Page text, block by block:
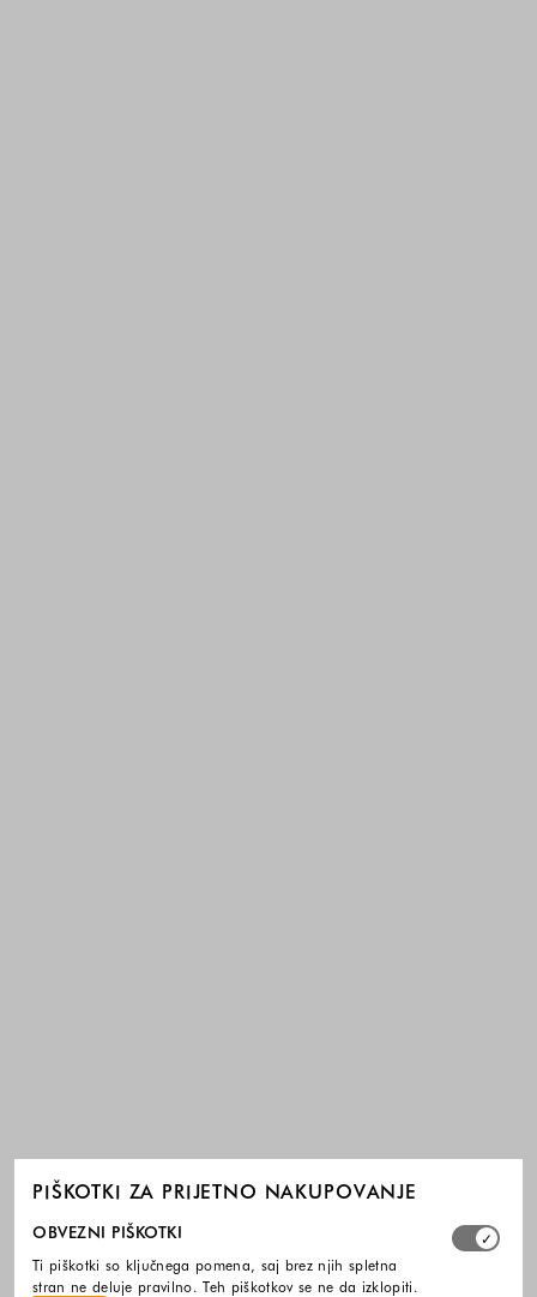
PIŠKOTKI ZA PRIJETNO NAKUPOVANJE
Izberite, katere skupine piškotkov dovolite. Obvezni
OBVEZNI PIŠKOTKI
Ti piškotki so ključnega pomena, saj brez njih spletna
stran ne deluje pravilno. Teh piškotkov se ne da izklopiti.